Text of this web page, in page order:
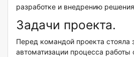
разработке и внедрению
Задачи проекта.
Перед командой проекта стояла
автоматизации процесса